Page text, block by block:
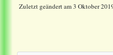
Zuletzt geändert am 3 Oktober